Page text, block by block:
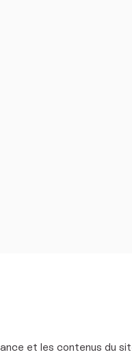
et les contenus du
Instagram
sur YouTube